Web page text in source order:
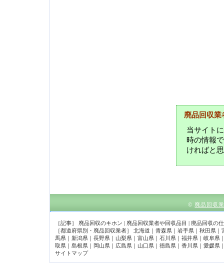
廃品回収業
当サイト
時の情報
ければと
© 廃品回収
［記事］ 廃品回収のキホン | 廃品回収業者や回収品目 | 廃品回収の
［都道府県別・廃品回収業者］ 北海道 ｜ 青森県 ｜ 岩手県 ｜ 秋田県 ｜
馬県 ｜ 新潟県 ｜ 長野県 ｜ 山梨県 ｜ 富山県 ｜ 石川県 ｜ 福井県 ｜ 岐阜県
取県 ｜ 島根県 ｜ 岡山県 ｜ 広島県 ｜ 山口県 ｜ 徳島県 ｜ 香川県 ｜ 愛媛県
サイトマップ